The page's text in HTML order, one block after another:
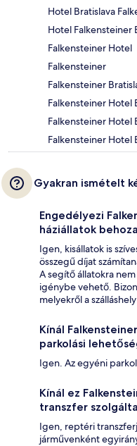
Hotel Bratislava
Hotel Falkensteiner
Falkensteiner Hotel
Falkensteiner
Falkensteiner
Falkensteiner Hotel
Falkensteiner Hotel
Falkensteiner Hotel
Gyakran ismételt
Engedélyezi
háziállatok
Igen, kisállatok is
összegű díjat
A segítő állatokra
igénybe vehető.
melyekről a
Kínál
parkolási
Igen. Az egyéni
Kínál ez
transzfer
Igen, reptéri
járművenként